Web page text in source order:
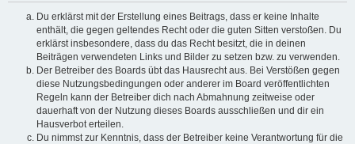
Du erklärst mit der Erstellung eines Beitrags, dass er keine Inhalte
enthält, die gegen geltendes Recht oder die guten Sitten verstoßen. Du
erklärst insbesondere, dass du das Recht besitzt, die in deinen
Beiträgen verwendeten Links und Bilder zu setzen bzw. zu verwenden.
Der Betreiber des Boards übt das Hausrecht aus. Bei Verstößen gegen
diese Nutzungsbedingungen oder anderer im Board veröffentlichten
Regeln kann der Betreiber dich nach Abmahnung zeitweise oder
dauerhaft von der Nutzung dieses Boards ausschließen und dir ein
Hausverbot erteilen.
Du nimmst zur Kenntnis, dass der Betreiber keine Verantwortung für die